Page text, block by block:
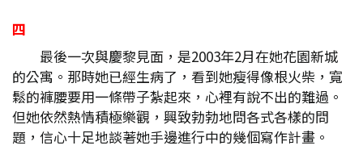
四
最後一次與慶黎見面，是2003年2月在她花園新城
的公寓。那時她已經生病了，看到她瘦得像根火柴，寬
鬆的褲腰要用一條帶子紮起來，心裡有說不出的難過。
但她依然熱情積極樂觀，興致勃勃地問各式各樣的問
題，信心十足地談著她手邊進行中的幾個寫作計畫。